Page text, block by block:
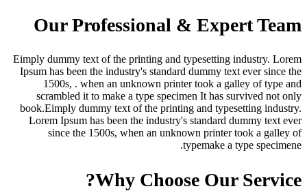
Our Professional & Expert Team
Eimply dummy text of the printing and typesetting industry. Lorem
Ipsum has been the industry's standard dummy text ever since the
1500s, . when an unknown printer took a galley of type and
scrambled it to make a type specimen It has survived not only
book.Eimply dummy text of the printing and typesetting industry.
Lorem Ipsum has been the industry's standard dummy text ever
since the 1500s, when an unknown printer took a galley of
typemake a type specimene.
Why Choose Our Service?